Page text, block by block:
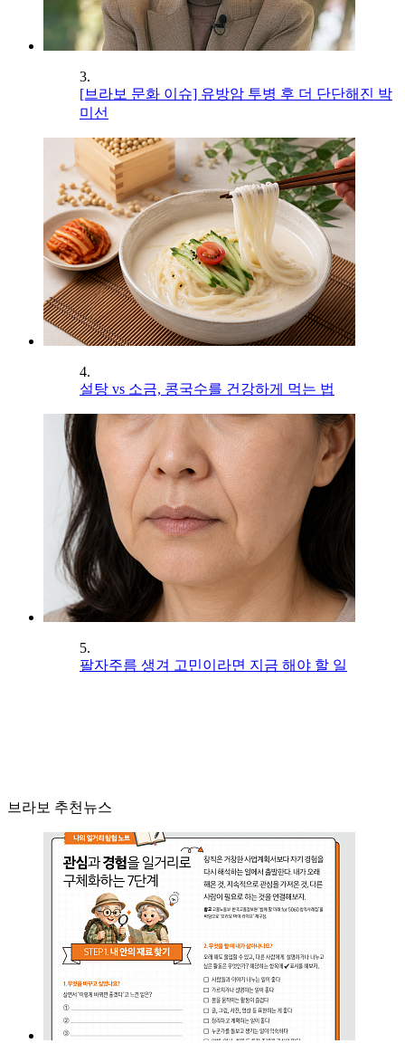
3.
[브라보 문화 이슈] 유방암 투병 후 더 단단해진 박
미선
4.
설탕 vs 소금, 콩국수를 건강하게 먹는 법
5.
팔자주름 생겨 고민이라면 지금 해야 할 일
브라보 추천뉴스